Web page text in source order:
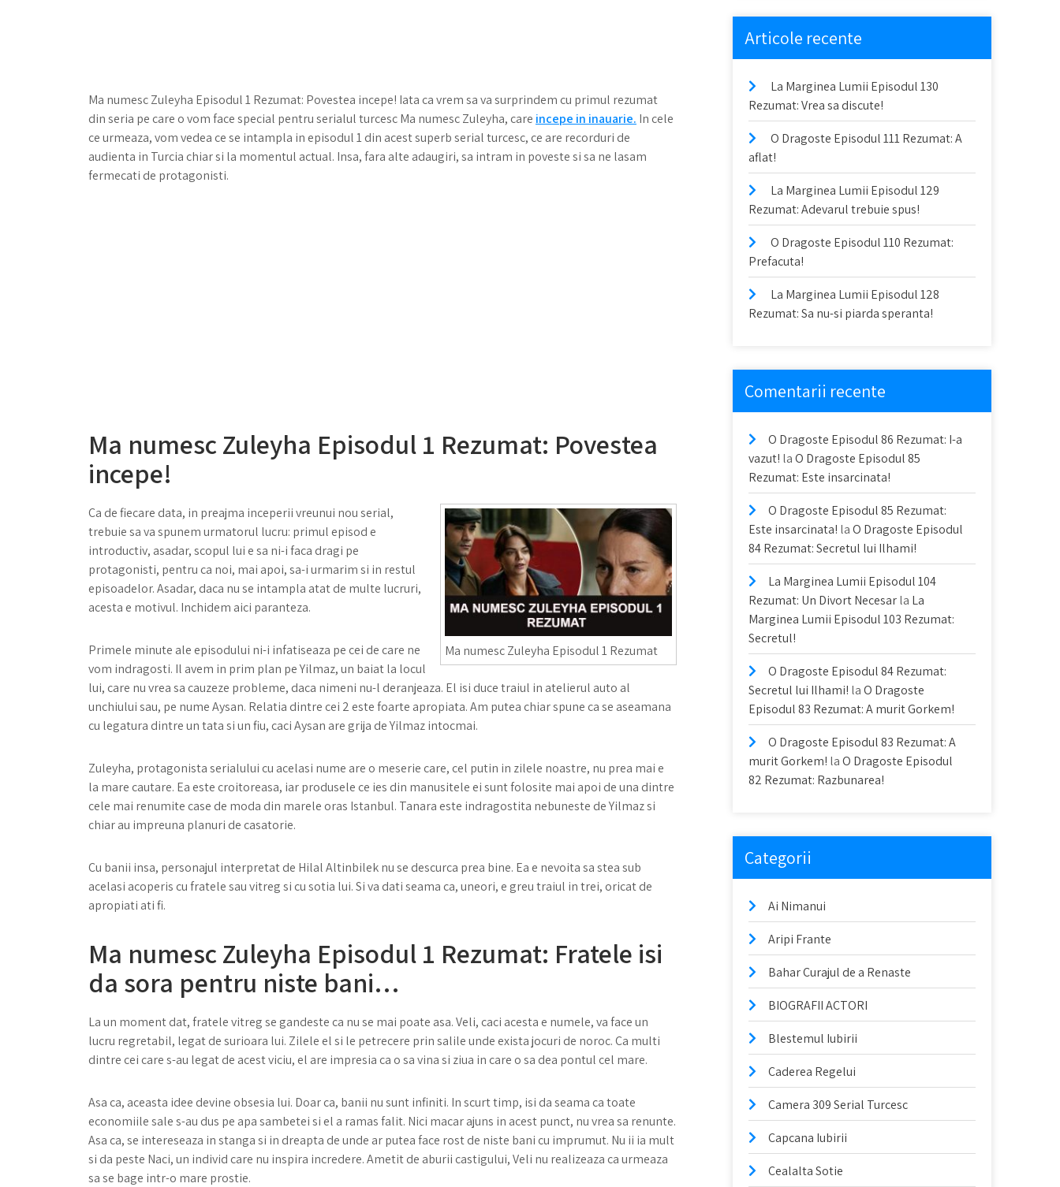
Ma numesc Zuleyha Episodul 1 Rezumat: Povestea incepe! Iata ca vrem sa va surprindem cu primul rezumat
din seria pe care o vom face special pentru serialul turcesc Ma numesc Zuleyha, care incepe in inauarie. In cele
ce urmeaza, vom vedea ce se intampla in episodul 1 din acest superb serial turcesc, ce are recorduri de
audienta in Turcia chiar si la momentul actual. Insa, fara alte adaugiri, sa intram in poveste si sa ne lasam
fermecati de protagonisti.
Ma numesc Zuleyha Episodul 1 Rezumat: Povestea
incepe!
Ma numesc Zuleyha Episodul 1 Rezumat
Ca de fiecare data, in preajma inceperii vreunui nou serial,
trebuie sa va spunem urmatorul lucru: primul episod e
introductiv, asadar, scopul lui e sa ni-i faca dragi pe
protagonisti, pentru ca noi, mai apoi, sa-i urmarim si in restul
episoadelor. Asadar, daca nu se intampla atat de multe lucruri,
acesta e motivul. Inchidem aici paranteza.
Primele minute ale episodului ni-i infatiseaza pe cei de care ne
vom indragosti. Il avem in prim plan pe Yilmaz, un baiat la locul
lui, care nu vrea sa cauzeze probleme, daca nimeni nu-l deranjeaza. El isi duce traiul in atelierul auto al
unchiului sau, pe nume Aysan. Relatia dintre cei 2 este foarte apropiata. Am putea chiar spune ca se aseamana
cu legatura dintre un tata si un fiu, caci Aysan are grija de Yilmaz intocmai.
Zuleyha, protagonista serialului cu acelasi nume are o meserie care, cel putin in zilele noastre, nu prea mai e
la mare cautare. Ea este croitoreasa, iar produsele ce ies din manusitele ei sunt folosite mai apoi de una dintre
cele mai renumite case de moda din marele oras Istanbul. Tanara este indragostita nebuneste de Yilmaz si
chiar au impreuna planuri de casatorie.
Cu banii insa, personajul interpretat de Hilal Altinbilek nu se descurca prea bine. Ea e nevoita sa stea sub
acelasi acoperis cu fratele sau vitreg si cu sotia lui. Si va dati seama ca, uneori, e greu traiul in trei, oricat de
apropiati ati fi.
Ma numesc Zuleyha Episodul 1 Rezumat: Fratele isi
da sora pentru niste bani…
La un moment dat, fratele vitreg se gandeste ca nu se mai poate asa. Veli, caci acesta e numele, va face un
lucru regretabil, legat de surioara lui. Zilele el si le petrecere prin salile unde exista jocuri de noroc. Ca multi
dintre cei care s-au legat de acest viciu, el are impresia ca o sa vina si ziua in care o sa dea pontul cel mare.
Asa ca, aceasta idee devine obsesia lui. Doar ca, banii nu sunt infiniti. In scurt timp, isi da seama ca toate
economiile sale s-au dus pe apa sambetei si el a ramas falit. Nici macar ajuns in acest punct, nu vrea sa renunte.
Asa ca, se intereseaza in stanga si in dreapta de unde ar putea face rost de niste bani cu imprumut. Nu ii ia mult
si da peste Naci, un individ care nu inspira incredere. Ametit de aburii castigului, Veli nu realizeaza ca urmeaza
sa se bage intr-o mare prostie.
Articole recente
La Marginea Lumii Episodul 130
Rezumat: Vrea sa discute!
O Dragoste Episodul 111 Rezumat: A
aflat!
La Marginea Lumii Episodul 129
Rezumat: Adevarul trebuie spus!
O Dragoste Episodul 110 Rezumat:
Prefacuta!
La Marginea Lumii Episodul 128
Rezumat: Sa nu-si piarda speranta!
Comentarii recente
O Dragoste Episodul 86 Rezumat: I-a
vazut! laO Dragoste Episodul 85
Rezumat: Este insarcinata!
O Dragoste Episodul 85 Rezumat:
Este insarcinata! laO Dragoste Episodul
84 Rezumat: Secretul lui Ilhami!
La Marginea Lumii Episodul 104
Rezumat: Un Divort Necesarla La
Marginea Lumii Episodul 103 Rezumat:
Secretul!
O Dragoste Episodul 84 Rezumat:
Secretul lui Ilhami! laO Dragoste
Episodul 83 Rezumat: A murit Gorkem!
O Dragoste Episodul 83 Rezumat: A
murit Gorkem! laO Dragoste Episodul
82 Rezumat: Razbunarea!
Categorii
Ai Nimanui
Aripi Frante
Bahar Curajul de a Renaste
BIOGRAFII ACTORI
Blestemul Iubirii
Caderea Regelui
Camera 309 Serial Turcesc
Capcana Iubirii
Cealalta Sotie